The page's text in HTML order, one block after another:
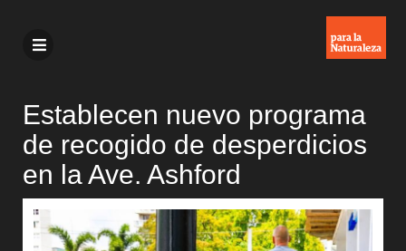
Establecen nuevo programa
de recogido de desperdicios
en la Ave. Ashford